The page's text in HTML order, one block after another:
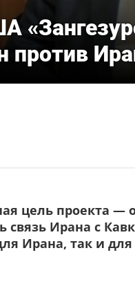
против
цель проекта —
связь Ирана с
Ирана, так и для